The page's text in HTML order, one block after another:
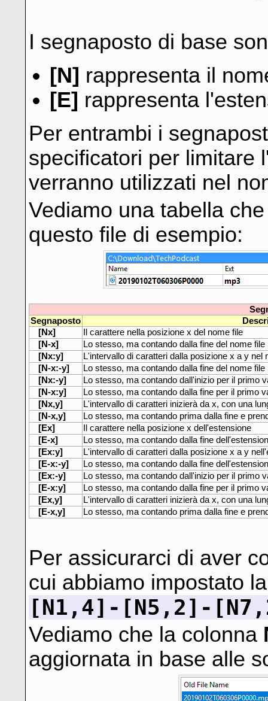
I segnaposto di base
[N] rappresenta il
[E] rappresenta
Per entrambi i
specificatori per limitare
verranno utilizzati nel
Vediamo una tabella
questo file di esempio:
Segnaposto
[Nx]
Il carattere nella posizione x del nome file
[N-x]
Lo stesso, ma contando dalla fine del nome file
[Nx:y]
L'intervallo di caratteri dalla posizione x a y nel
[N-x:-y]
Lo stesso, ma contando dalla fine del nome file
[Nx:-y]
Lo stesso, ma contando dall'inizio per il primo
[N-x:y]
Lo stesso, ma contando dalla fine per il primo
[Nx,y]
L'intervallo di caratteri inizierà da x, con una
[N-x,y]
Lo stesso, ma contando prima dalla fine e
[Ex]
Il carattere nella posizione x dell'estensione
[E-x]
Lo stesso, ma contando dalla fine
[Ex:y]
L'intervallo di caratteri dalla posizione x a y
[E-x:-y]
Lo stesso, ma contando dalla fine
[Ex:-y]
Lo stesso, ma contando dall'inizio per il primo
[E-x:y]
Lo stesso, ma contando dalla fine per il primo
[Ex,y]
L'intervallo di caratteri inizierà da x, con una
[E-x,y]
Lo stesso, ma contando prima dalla fine e
Per assicurarci di aver
cui abbiamo impostato
[N1,4]-[N5,2]-
Vediamo che la colonna
aggiornata in base alle